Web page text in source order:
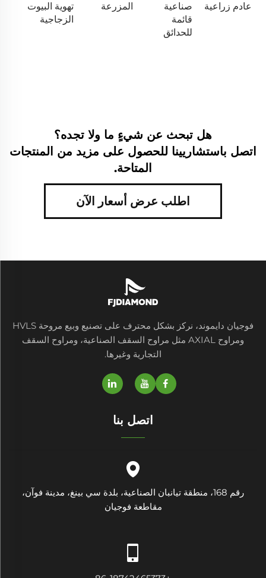
عادم زراعية
صناعية
قائمة
للحدائق
المزرعة
تهوية البيوت
الزجاجية
هل تبحث عن شيءٍ ما ولا تجده؟
اتصل باستشاريينا للحصول على مزيد من المنتجات
المتاحة.
اطلب عرض أسعار الآن
فوجيان دايموند، نركز بشكل محترف على تصنيع وبيع مروحة HVLS
ومراوح AXIAL مثل مراوح السقف الصناعية، ومراوح السقف
التجارية وغيرها.
اتصل بنا
رقم 168، منطقة تيانبان الصناعية، بلدة سي بينغ، مدينة فوآن،
مقاطعة فوجيان